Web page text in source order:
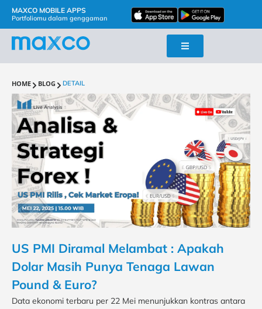
MAXCO MOBILE APPS
Portfoliomu dalam genggaman
HOME BLOG DETAIL
US PMI Diramal Melambat : Apakah
Dolar Masih Punya Tenaga Lawan
Pound & Euro?
Data ekonomi terbaru per 22 Mei menunjukkan kontras antara